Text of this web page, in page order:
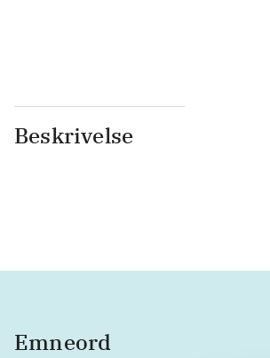
Beskrivelse
Emneord